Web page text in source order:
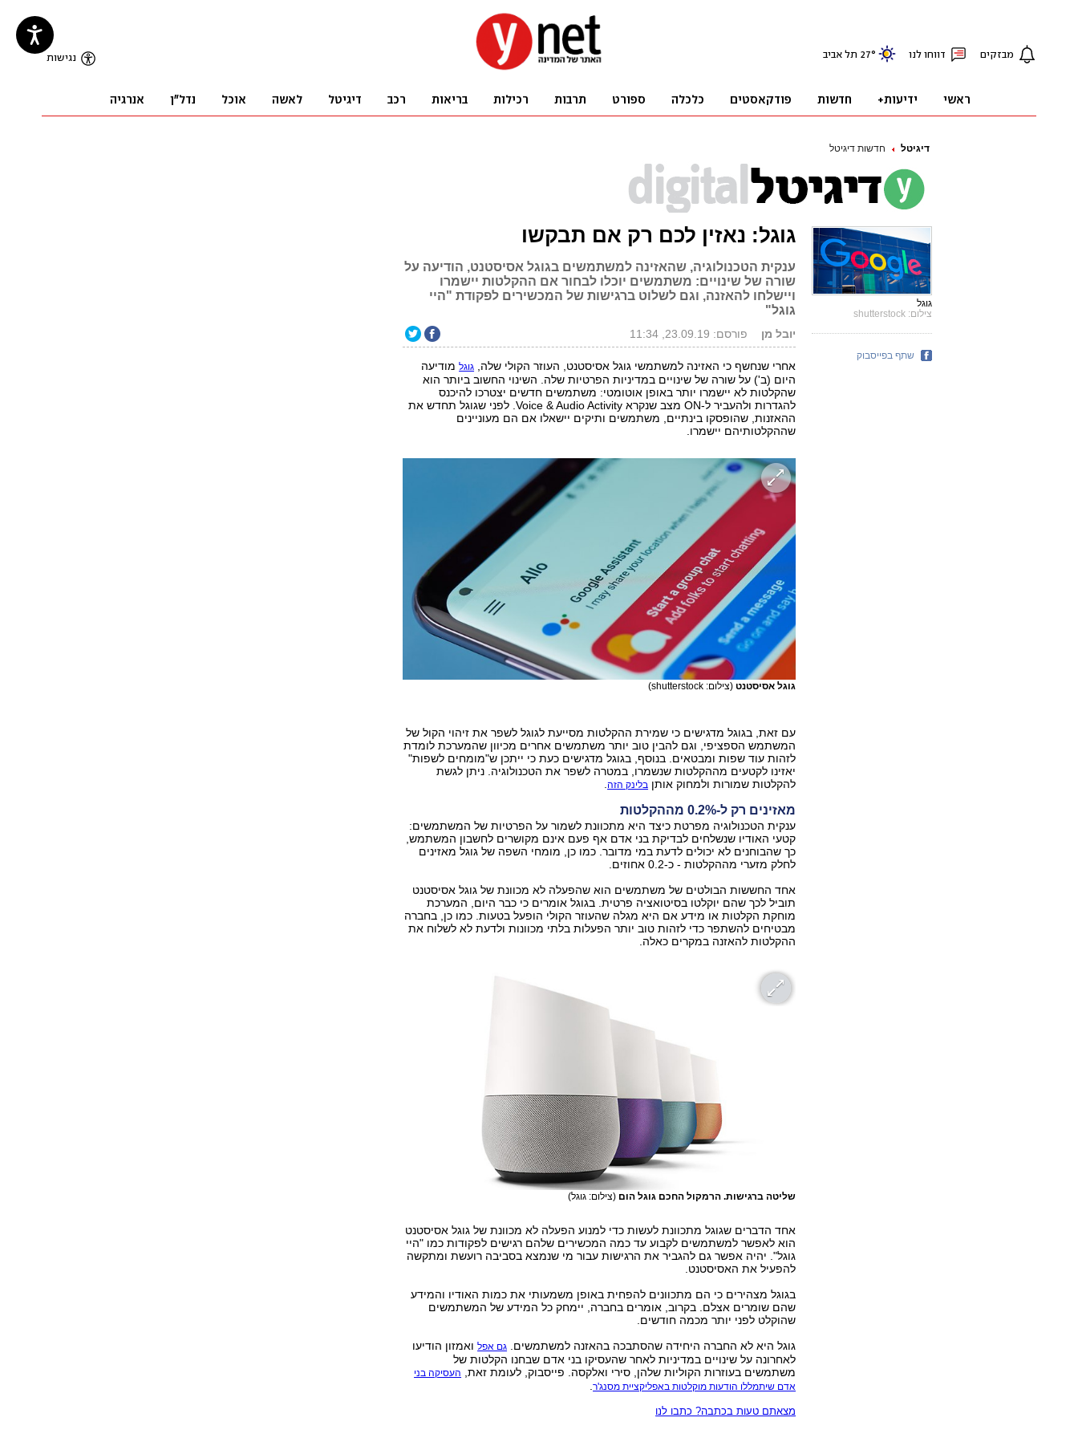
דיגיטל חדשות דיגיטל
גוגל: נאזין לכם רק אם תבקשו
ענקית הטכנולוגיה, שהאזינה למשתמשים בגוגל אסיסטנט, הודיעה על
שורה של שינויים: משתמשים יוכלו לבחור אם ההקלטות יישמרו
ויישלחו להאזנה, וגם לשלוט ברגישות של המכשירים לפקודת "היי
גוגל"
יובל מן פורסם: 23.09.19, 11:34
אחרי שנחשף כי האזינה למשתמשי גוגל אסיסטנט, העוזר הקולי שלה, גוגלמודיעה
היום (ב') על שורה של שינויים במדיניות הפרטיות שלה. השינוי החשוב ביותר הוא
שהקלטות לא יישמרו יותר באופן אוטומטי: משתמשים חדשים יצטרכו להיכנס
להגדרות ולהעביר ל-ON מצב שנקרא Voice & Audio Activity. לפני שגוגל תחדש את
ההאזנות, שהופסקו בינתיים, משתמשים ותיקים יישאלו אם הם מעוניינים
שההקלטותיהם יישמרו.
גוגל אסיסטנט (צילום: shutterstock)
עם זאת, בגוגל מדגישים כי שמירת ההקלטות מסייעת לגוגל לשפר את זיהוי הקול של
המשתמש הספציפי, וגם להבין טוב יותר משתמשים אחרים מכיוון שהמערכת לומדת
לזהות עוד שפות ומבטאים. בנוסף, בגוגל מדגישים כעת כי ייתכן ש"מומחים לשפות"
יאזינו לקטעים מההקלטות שנשמרו, במטרה לשפר את הטכנולוגיה. ניתן לגשת
להקלטות שמורות ולמחוק אותן בלינק הזה.
מאזינים רק ל-0.2% מההקלטות
ענקית הטכנולוגיה מפרטת כיצד היא מתכוונת לשמור על הפרטיות של המשתמשים:
קטעי האודיו שנשלחים לבדיקת בני אדם אף פעם אינם מקושרים לחשבון המשתמש,
כך שהבוחנים לא יכולים לדעת במי מדובר. כמו כן, מומחי השפה של גוגל מאזינים
לחלק מזערי מההקלטות - כ-0.2 אחוזים.
אחד החששות הבולטים של משתמשים הוא שהפעלה לא מכוונת של גוגל אסיסטנט
תוביל לכך שהם יוקלטו בסיטואציה פרטית. בגוגל אומרים כי כבר היום, המערכת
מוחקת הקלטות או מידע אם היא מגלה שהעוזר הקולי הופעל בטעות. כמו כן, בחברה
מבטיחים להשתפר כדי לזהות טוב יותר הפעלות בלתי מכוונות ולדעת לא לשלוח את
ההקלטות להאזנה במקרים כאלה.
שליטה ברגישות. הרמקול החכם גוגל הום (צילום: גוגל)
אחד הדברים שגוגל מתכוונת לעשות כדי למנוע הפעלה לא מכוונת של גוגל אסיסטנט
הוא לאפשר למשתמשים לקבוע עד כמה המכשירים שלהם רגישים לפקודות כמו "היי
גוגל". יהיה אפשר גם להגביר את הרגישות עבור מי שנמצא בסביבה רועשת ומתקשה
להפעיל את האסיסטנט.
בגוגל מצהירים כי הם מתכוונים להפחית באופן משמעותי את כמות האודיו והמידע
שהם שומרים אצלם. בקרוב, אומרים בחברה, יימחק כל המידע של המשתמשים
שהוקלט לפני יותר מכמה חודשים.
גוגל היא לא החברה היחידה שהסתבכה בהאזנה למשתמשים. גם אפלואמזון הודיעו
לאחרונה על שינויים במדיניות לאחר שהעסיקו בני אדם שבחנו הקלטות של
משתמשים בעוזרות הקוליות שלהן, סירי ואלקסה. פייסבוק, לעומת זאת,
העסיקה בני
אדם שיתמללו הודעות מוקלטות באפליקציית מסנג'ר.
מצאתם טעות בכתבה? כתבו לנו
גוגל
צילום: shutterstock
שתף בפייסבוק